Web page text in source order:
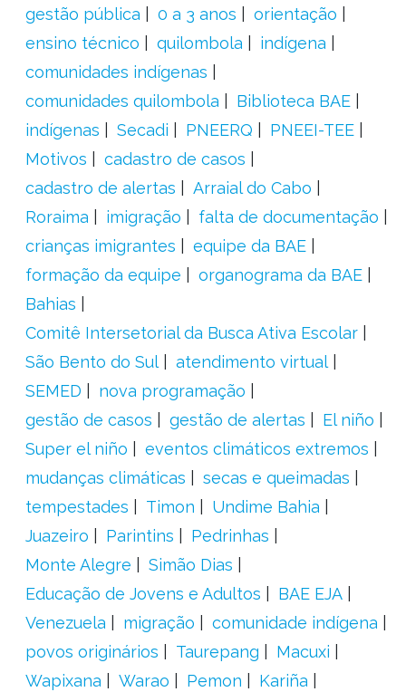
gestão pública
0 a 3 anos
orientação
ensino técnico
quilombola
indígena
comunidades indígenas
comunidades quilombola
Biblioteca BAE
indígenas
Secadi PNEERQ
PNEEI-TEE
Motivos
cadastro de casos
cadastro de alertas
Arraial do Cabo
Roraima
imigração
falta de documentação
crianças imigrantes
equipe da BAE
formação da equipe
organograma da BAE
Bahias
Comitê Intersetorial da Busca Ativa Escolar
São Bento do Sul
atendimento virtual
SEMED
nova programação
gestão de casos
gestão de alertas
El niño
Super el niño
eventos climáticos extremos
mudanças climáticas
secas e queimadas
tempestades
Timon
Undime Bahia
Juazeiro
Parintins
Pedrinhas
Monte Alegre
Simão Dias
Educação de Jovens e Adultos
BAE EJA
Venezuela
migração
comunidade indígena
povos originários
Taurepang
Macuxi
Wapixana
Warao Pemon
Kariña